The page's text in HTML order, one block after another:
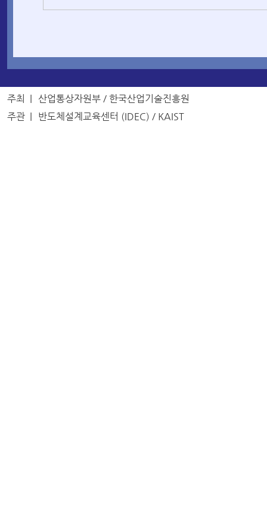
주최 |
산업통상자원부 / 한국산업기술진흥원
주관 |
반도체설계교육센터 (IDEC) / KAIST